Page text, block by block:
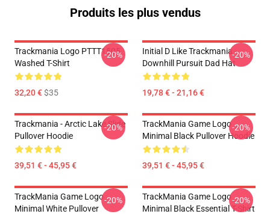
Produits les plus vendus
Trackmania Logo PTTT1505
Washed T-Shirt
32,20 €$35
-20%
Initial D Like Trackmania -
Downhill Pursuit Dad Hat
19,78 € - 21,16 €
-20%
Trackmania - Arctic Lake Slide
Pullover Hoodie
39,51 € - 45,95 €
-20%
TrackMania Game Logo
Minimal Black Pullover Hoodie
39,51 € - 45,95 €
-20%
TrackMania Game Logo
Minimal White Pullover
-20%
TrackMania Game Logo
Minimal Black Essential T-Shirt
-20%